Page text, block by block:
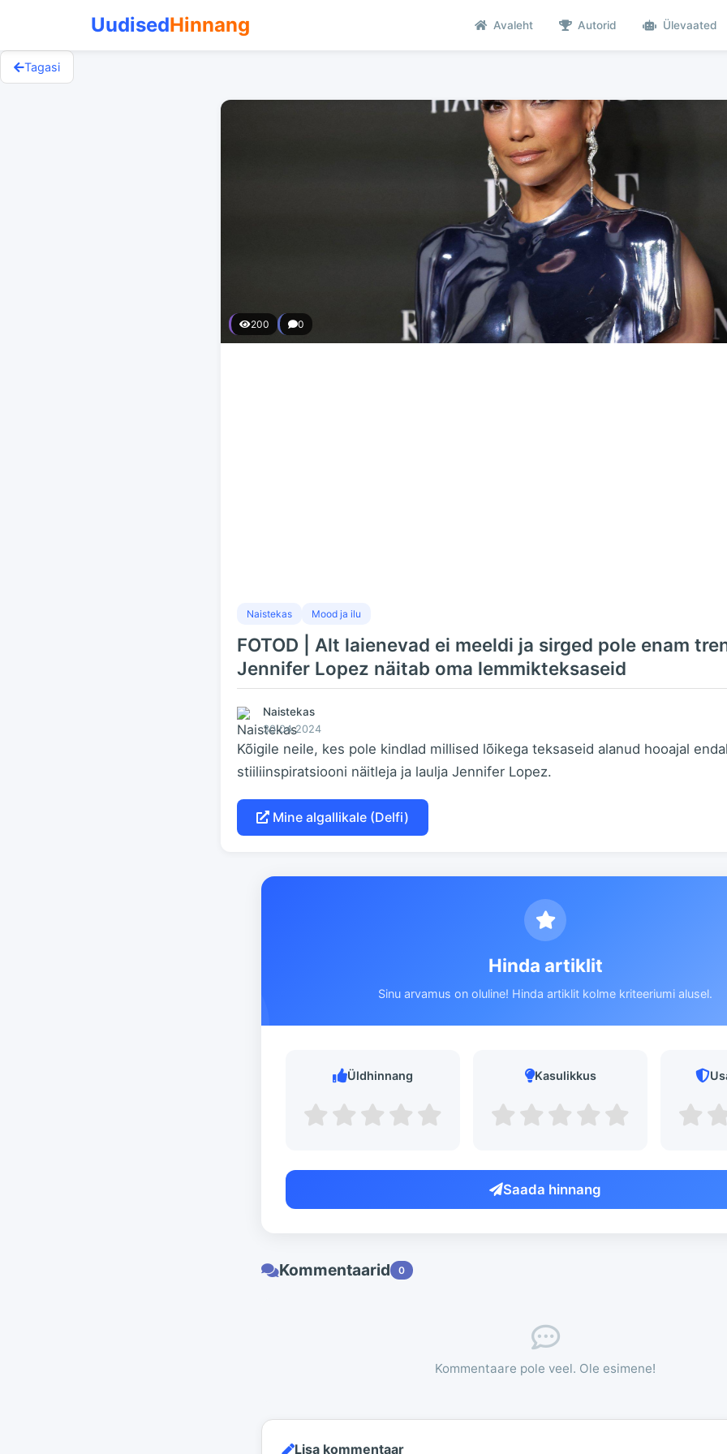
UudisedHinnang Avaleht Autorid Ülevaated
Tagasi
200 0
Naistekas Mood ja ilu
FOTOD | Alt laienevad ei meeldi ja sirged pole enam
Jennifer Lopez näitab oma lemmikteksaseid
Naistekas
30.04.2024
Kõigile neile, kes pole kindlad millised lõikega teksaseid alanud hooajal
stiiliinspiratsiooni näitleja ja laulja Jennifer Lopez.
Mine algallikale (Delfi)
Hinda artiklit
Sinu arvamus on oluline! Hinda artiklit kolme kriteeriumi alusel.
Üldhinnang Kasulikkus
Saada hinnang
Kommentaarid 0
Kommentaare pole veel. Ole esimene!
Lisa kommentaar